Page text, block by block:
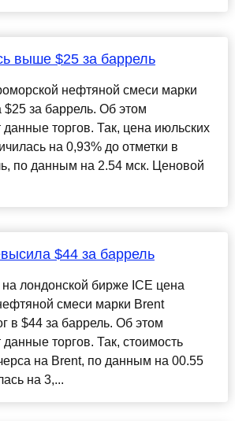
выше $25 за баррель
нефтяной смеси марки
$25 за баррель. Об этом
данные торгов. Так, цена июльских
на 0,93% до отметки в
по данным на 2.54 мск. Ценовой
$44 за баррель
лондонской бирже ICE цена
смеси марки Brent
в $44 за баррель. Об этом
данные торгов. Так, стоимость
на Brent, по данным на 00.55
на 3,...